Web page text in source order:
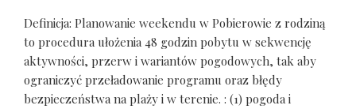
Definicja: Planowanie weekendu w Pobierowie z rodziną
to procedura ułożenia 48 godzin pobytu w sekwencję
aktywności, przerw i wariantów pogodowych, tak aby
ograniczyć przeładowanie programu oraz błędy
bezpieczeństwa na plaży i w terenie. : (1) pogoda i